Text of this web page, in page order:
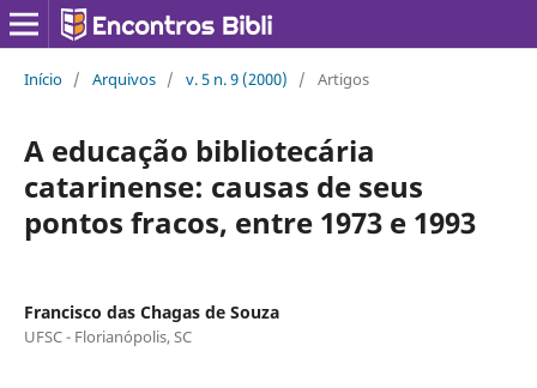
Início / Arquivos / v. 5 n. 9 (2000) / Artigos
A educação bibliotecária
catarinense: causas de seus
pontos fracos, entre 1973 e 1993
Francisco das Chagas de Souza
UFSC - Florianópolis, SC